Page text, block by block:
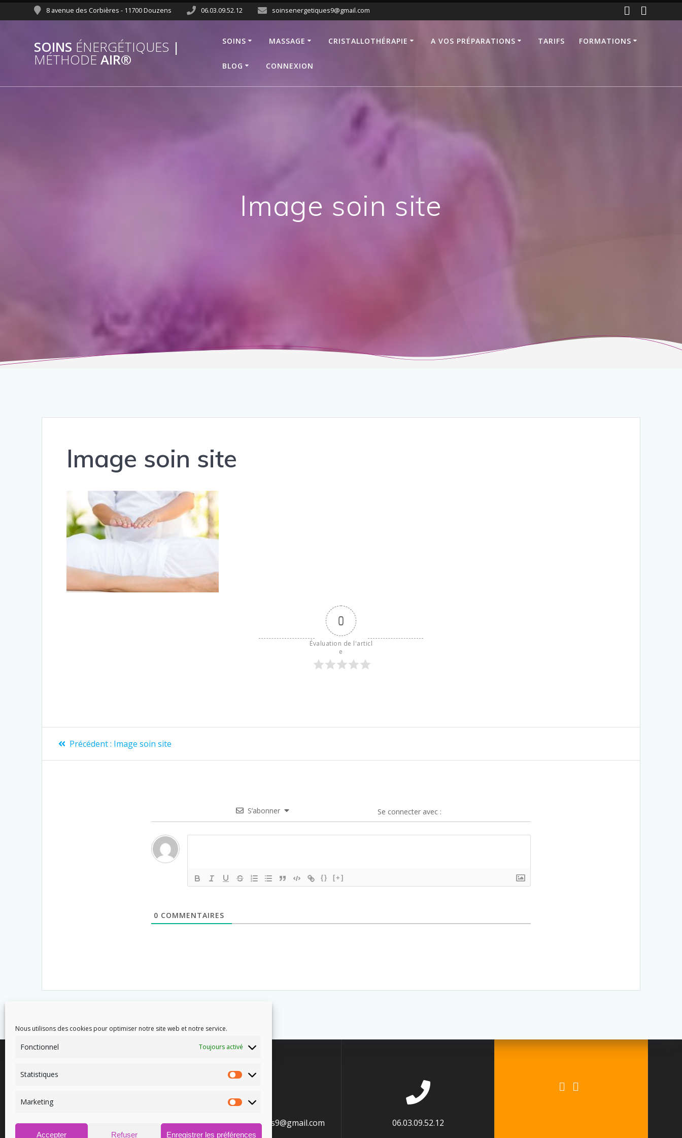
Nous utilisons des cookies pour optimiser notre site web et notre service.
Fonctionnel Toujours activé
Statistiques
Marketing
Accepter Refuser Enregistrer les préférences
8 avenue des Corbières - 11700 Douzens 06.03.09.52.12 soinsenergetiques9@gmail.com
SOINS ÉNERGÉTIQUES |
MÉTHODE AIR®
SOINS MASSAGE CRISTALLOTHÉRAPIE A VOS PRÉPARATIONS TARIFS FORMATIONS
BLOG CONNEXION
Image soin site
Image soin site
0
Évaluation de l'articl
e
Précédent : Image soin site
S’abonner Se connecter avec :
{} [+]
0 COMMENTAIRES
8 avenue des Corbières - 11700
Douzens
soinsenergetiques9@gmail.com 06.03.09.52.12